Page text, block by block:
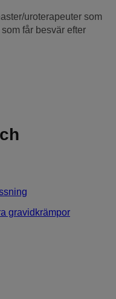
uroterapeuter som
får besvär efter
gravidkrämpor